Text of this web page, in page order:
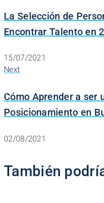
La Selección de
Encontrar Talento en
15/07/2021
Next
Cómo Aprender a ser
Posicionamiento en
02/08/2021
También